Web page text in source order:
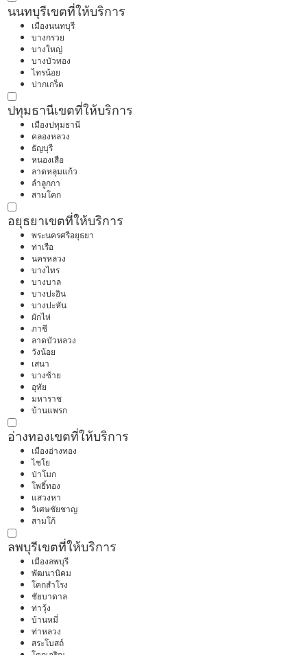
นนทบุรีเขตที่ให้บริการ
เมืองนนทบุรี
บางกรวย
บางใหญ่
บางบัวทอง
ไทรน้อย
ปากเกร็ด
ปทุมธานีเขตที่ให้บริการ
เมืองปทุมธานี
คลองหลวง
ธัญบุรี
หนองเสือ
ลาดหลุมแก้ว
ลำลูกกา
สามโคก
อยุธยาเขตที่ให้บริการ
พระนครศรีอยุธยา
ท่าเรือ
นครหลวง
บางไทร
บางบาล
บางปะอิน
บางปะหัน
ผักไห่
ภาชี
ลาดบัวหลวง
วังน้อย
เสนา
บางซ้าย
อุทัย
มหาราช
บ้านแพรก
อ่างทองเขตที่ให้บริการ
เมืองอ่างทอง
ไชโย
ป่าโมก
โพธิ์ทอง
แสวงหา
วิเศษชัยชาญ
สามโก้
ลพบุรีเขตที่ให้บริการ
เมืองลพบุรี
พัฒนานิคม
โคกสำโรง
ชัยบาดาล
ท่าวุ้ง
บ้านหมี่
ท่าหลวง
สระโบสถ์